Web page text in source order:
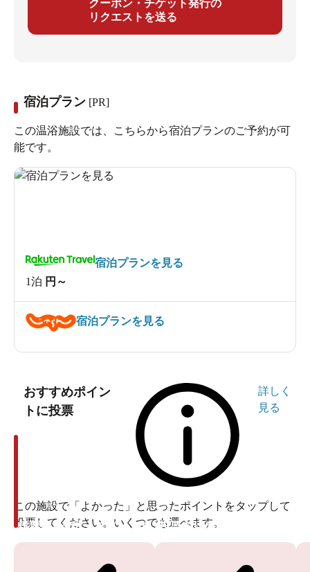
クーポン・チケット発行の
リクエストを送る
宿泊プラン [PR]
この温浴施設では、こちらから宿泊プランのご予約が可
能です。
1泊 円～
宿泊プランを見る
宿泊プランを見る
おすすめポイン
トに投票
詳しく
見る
この施設で「よかった」と思ったポイントをタップして
投票してください。いくつでも選べます。
投票ありがとうございます 投票ありがとうございます